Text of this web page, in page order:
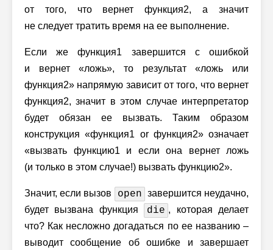
от того, что вернет функция2, а значит
не следует тратить время на ее выполнение.
Если же функция1 завершится с ошибкой
и вернет «ложь», то результат «ложь или
функция2» напрямую зависит от того, что вернет
функция2, значит в этом случае интерпретатор
будет обязан ее вызвать. Таким образом
конструкция «функция1 or функция2» означает
«вызвать функцию1 и если она вернет ложь
(и только в этом случае!) вызвать функцию2».
Значит, если вызов open завершится неудачно,
будет вызвана функция
die , которая делает
что? Как несложно догадаться по ее названию –
выводит сообщение об ошибке и завершает